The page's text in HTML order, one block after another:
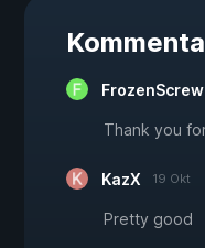
Thank you
KazX 19 Okt
Pretty good